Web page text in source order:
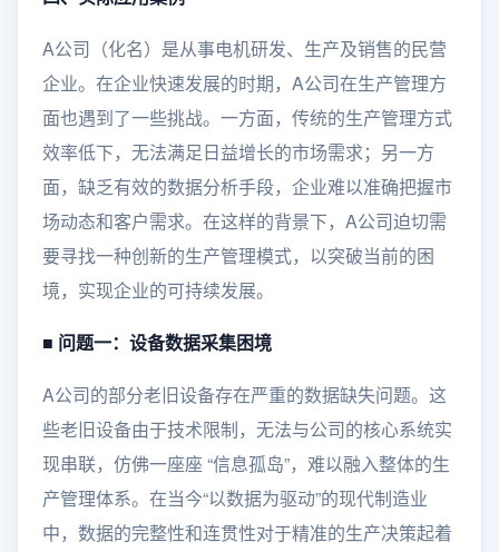
A公司（化名）是从事电机研发、生产及销售的民营
企业。在企业快速发展的时期，A公司在生产管理方
面也遇到了一些挑战。一方面，传统的生产管理方式
效率低下，无法满足日益增长的市场需求；另一方
面，缺乏有效的数据分析手段，企业难以准确把握市
场动态和客户需求。在这样的背景下，A公司迫切需
要寻找一种创新的生产管理模式，以突破当前的困
境，实现企业的可持续发展。
■ 问题一：设备数据采集困境
A公司的部分老旧设备存在严重的数据缺失问题。这
些老旧设备由于技术限制，无法与公司的核心系统实
现串联，仿佛一座座 “信息孤岛”，难以融入整体的生
产管理体系。在当今“以数据为驱动”的现代制造业
中，数据的完整性和连贯性对于精准的生产决策起着